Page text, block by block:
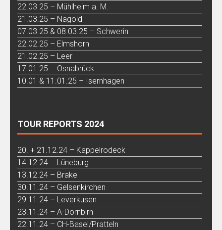
22.03.25 – Mühlheim a. M.
21.03.25 – Nagold
07.03.25 & 08.03.25 – Schwerin
22.02.25 – Elmshorn
21.02.25 – Leer
17.01.25 – Osnabrück
10.01 & 11.01.25 – Isernhagen
TOUR REPORTS 2024
20. + 21.12.24 – Kappelrodeck
14.12.24 – Lüneburg
13.12.24 – Brake
30.11.24 – Gelsenkirchen
29.11.24 – Leverkusen
23.11.24 – A-Dornbirn
22.11.24 – CH-Basel/Pratteln